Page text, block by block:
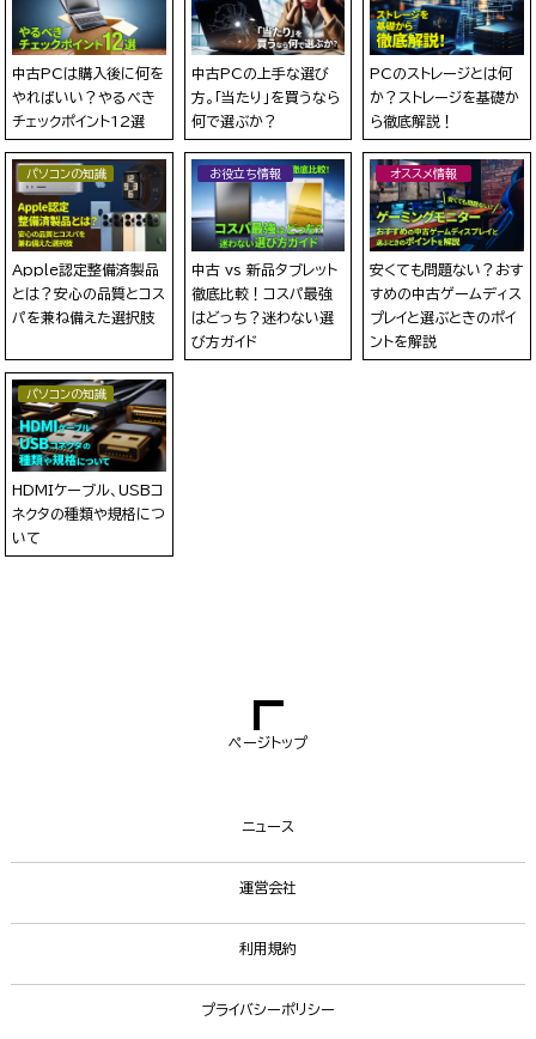
中古PCは購入後に何を
やればいい？やるべき
チェックポイント12選
中古PCの上手な選び
方。「当たり」を買うなら
何で選ぶか？
PCのストレージとは何
か？ストレージを基礎か
ら徹底解説！
パソコンの知識
Apple認定整備済製品
とは？安心の品質とコス
パを兼ね備えた選択肢
お役立ち情報
中古 vs 新品タブレット
徹底比較！コスパ最強
はどっち？迷わない選
び方ガイド
オススメ情報
安くても問題ない？おす
すめの中古ゲームディス
プレイと選ぶときのポイ
ントを解説
パソコンの知識
HDMIケーブル、USBコ
ネクタの種類や規格につ
いて
ページトップ
ニュース
運営会社
利用規約
プライバシーポリシー